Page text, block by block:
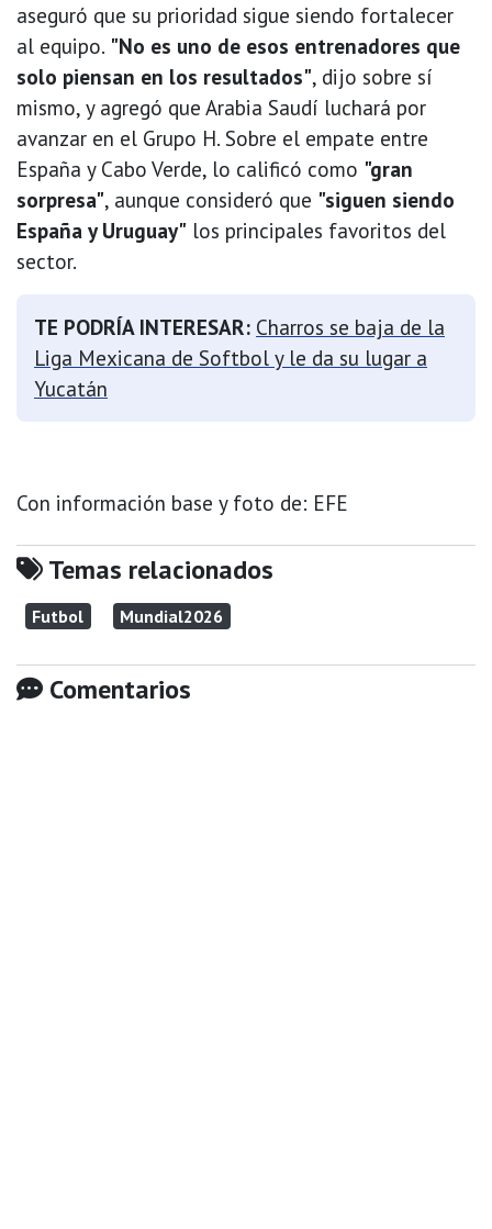
aseguró que su prioridad sigue siendo fortalecer
al equipo. "No es uno de esos entrenadores que
solo piensan en los resultados", dijo sobre sí
mismo, y agregó que Arabia Saudí luchará por
avanzar en el Grupo H. Sobre el empate entre
España y Cabo Verde, lo calificó como "gran
sorpresa", aunque consideró que "siguen siendo
España y Uruguay" los principales favoritos del
sector.
TE PODRÍA INTERESAR: Charros se baja de la
Liga Mexicana de Softbol y le da su lugar a
Yucatán
Con información base y foto de: EFE
Temas relacionados
Futbol Mundial2026
Comentarios